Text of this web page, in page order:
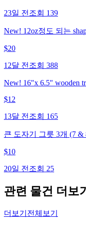
23일 전 조회 139
New! 12oz정도 되는
$20
12달 전 조회 388
New! 16"x 6.5" wooden
$12
13달 전 조회 165
큰 도자기 그릇 3개 (7 &
$10
20일 전 조회 25
관련 물건 더보기
더보기 전체보기